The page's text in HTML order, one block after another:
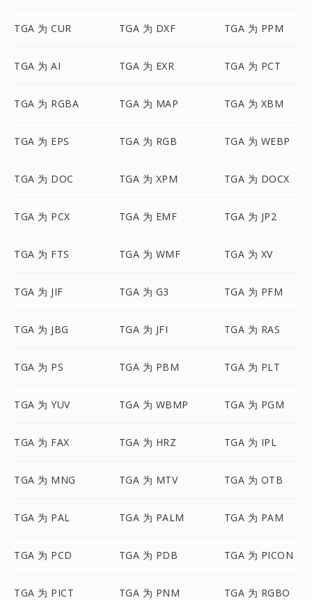
TGA 为 CUR TGA 为 DXF TGA 为 PPM
TGA 为 AI TGA 为 EXR TGA 为 PCT
TGA 为 RGBA TGA 为 MAP TGA 为 XBM
TGA 为 EPS TGA 为 RGB TGA 为 WEBP
TGA 为 DOC TGA 为 XPM TGA 为 DOCX
TGA 为 PCX TGA 为 EMF TGA 为 JP2
TGA 为 FTS TGA 为 WMF TGA 为 XV
TGA 为 JIF TGA 为 G3 TGA 为 PFM
TGA 为 JBG TGA 为 JFI TGA 为 RAS
TGA 为 PS TGA 为 PBM TGA 为 PLT
TGA 为 YUV TGA 为 WBMP TGA 为 PGM
TGA 为 FAX TGA 为 HRZ TGA 为 IPL
TGA 为 MNG TGA 为 MTV TGA 为 OTB
TGA 为 PAL TGA 为 PALM TGA 为 PAM
TGA 为 PCD TGA 为 PDB TGA 为 PICON
TGA 为 PICT TGA 为 PNM TGA 为 RGBO